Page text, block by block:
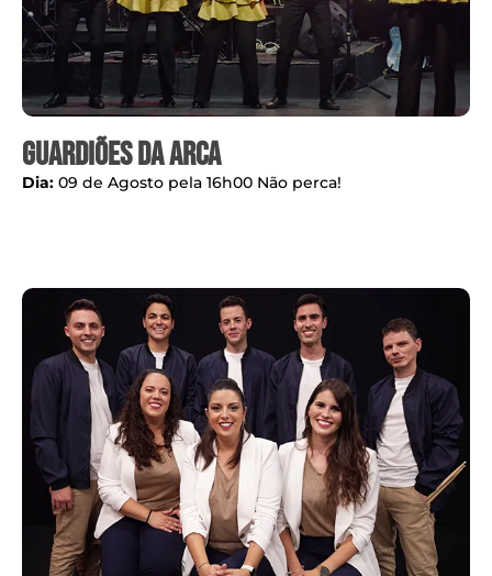
Guardiões da arca
Dia: 09 de Agosto pela 16h00 Não perca!